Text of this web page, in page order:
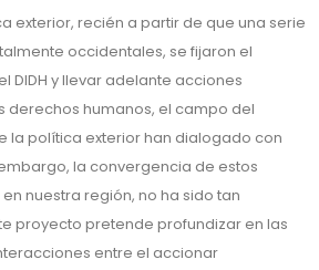
exterior, recién a partir de que una serie
occidentales, se fijaron el
DIDH y llevar adelante acciones
derechos humanos, el campo del
la política exterior han dialogado con
la convergencia de estos
nuestra región, no ha sido tan
proyecto pretende profundizar en las
entre el accionar